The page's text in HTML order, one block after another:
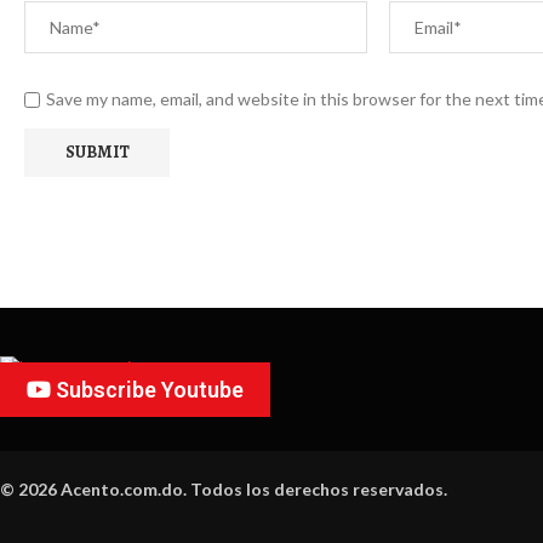
Save my name, email, and website in this browser for the next
Subscribe Youtube
© 2026 Acento.com.do. Todos los derechos reservados.